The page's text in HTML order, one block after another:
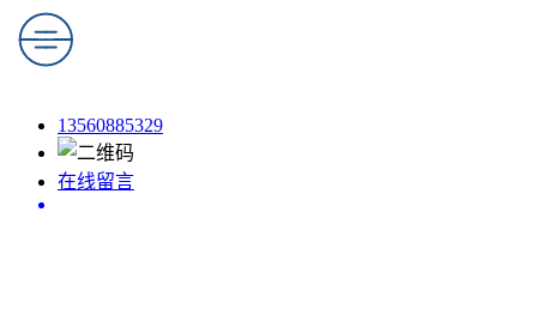
13560885329
在线留言